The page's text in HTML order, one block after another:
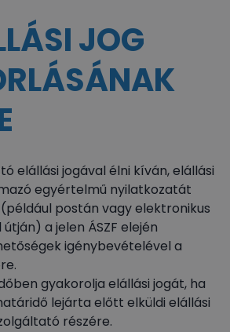
JOG
elállási jogával élni kíván, elállási
egyértelmű nyilatkozatát
postán vagy elektronikus
a jelen ÁSZF elején
igénybevételével a
gyakorolja elállási jogát, ha
lejárta előtt elküldi elállási
részére.